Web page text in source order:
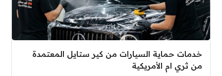
خدمات حماية السيارات من كير ستايل المعتمدة
من ثري ام الأمريكية